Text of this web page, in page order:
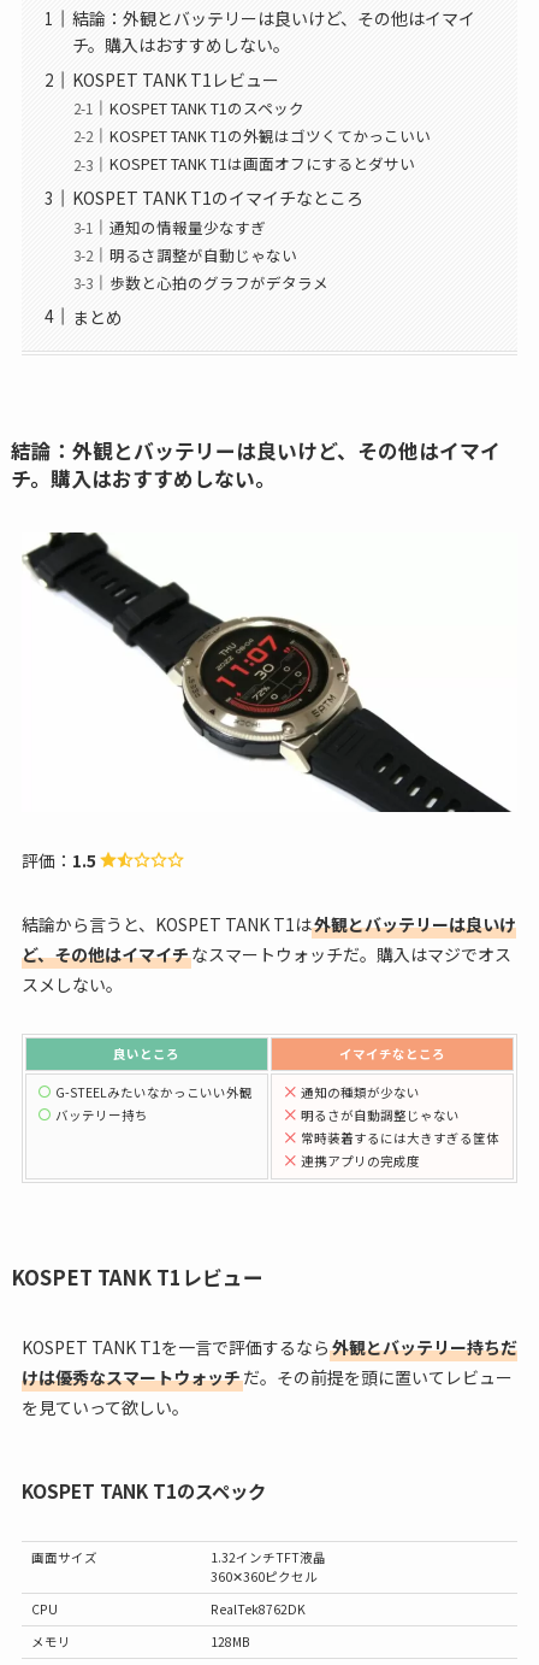
結論：外観とバッテリーは良いけど、その他はイマイ
チ。購入はおすすめしない。
KOSPET TANK T1レビュー
KOSPET TANK T1のスペック
KOSPET TANK T1の外観はゴツくてかっこいい
KOSPET TANK T1は画面オフにするとダサい
KOSPET TANK T1のイマイチなところ
通知の情報量少なすぎ
明るさ調整が自動じゃない
歩数と心拍のグラフがデタラメ
まとめ
結論：外観とバッテリーは良いけど、その他はイマイ
チ。購入はおすすめしない。
評価： 1.5
結論から言うと、KOSPET TANK T1は外観とバッテリーは良いけ
ど、その他はイマイチなスマートウォッチだ。購入はマジでオス
スメしない。
良いところ イマイチなところ
G-STEELみたいなかっこいい外観
バッテリー持ち
通知の種類が少ない
明るさが自動調整じゃない
常時装着するには大きすぎる筐体
連携アプリの完成度
KOSPET TANK T1レビュー
KOSPET TANK T1を一言で評価するなら外観とバッテリー持ちだ
けは優秀なスマートウォッチだ。その前提を頭に置いてレビュー
を見ていって欲しい。
KOSPET TANK T1のスペック
画面サイズ
1.32インチTFT液晶
360✕360ピクセル
CPU
RealTek8762DK
メモリ
128MB